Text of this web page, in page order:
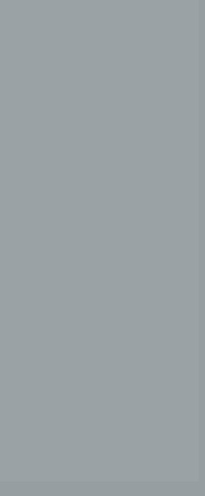
sonstiger in den Mitgliedstaaten
und anderer Bestimmungen
MdL
23
/ LocalStorage
verwenden teilweise so
LocalStorage und
Dies dient dazu, unser Angebot
effektiver und sicherer zu